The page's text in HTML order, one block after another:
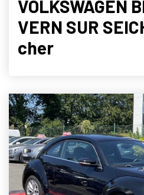
VOLKSWAGEN
VERN SUR
cher